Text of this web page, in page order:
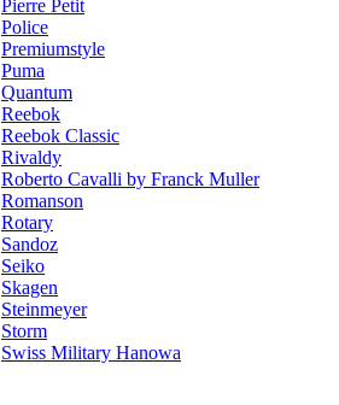
Pierre Petit
Police
Premiumstyle
Puma
Quantum
Reebok
Reebok Classic
Rivaldy
Roberto Cavalli by Franck Muller
Romanson
Rotary
Sandoz
Seiko
Skagen
Steinmeyer
Storm
Swiss Military Hanowa